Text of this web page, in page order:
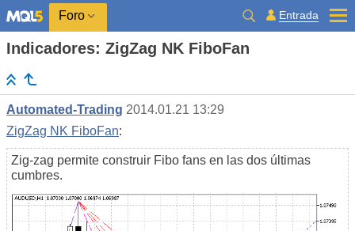
Foro Entrada
Indicadores: ZigZag NK FiboFan
Automated-Trading 2014.01.21 13:29
ZigZag NK FiboFan:
Zig-zag permite construir Fibo fans en las dos últimas
cumbres.